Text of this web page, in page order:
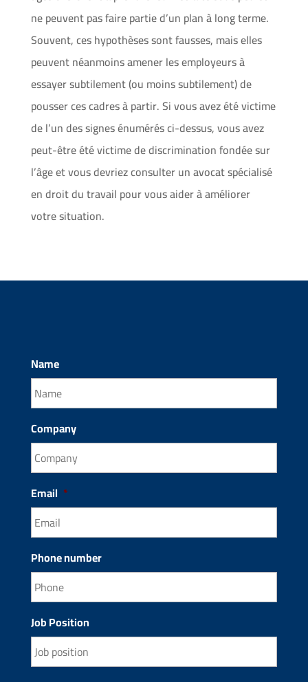
ne peuvent pas faire partie d’un plan à long terme.
Souvent, ces hypothèses sont fausses, mais elles
peuvent néanmoins amener les employeurs à
essayer subtilement (ou moins subtilement) de
pousser ces cadres à partir. Si vous avez été victime
de l’un des signes énumérés ci-dessus, vous avez
peut-être été victime de discrimination fondée sur
l’âge et vous devriez consulter un avocat spécialisé
en droit du travail pour vous aider à améliorer
votre situation.
Name
Company
Email *
Phone number
Job Position